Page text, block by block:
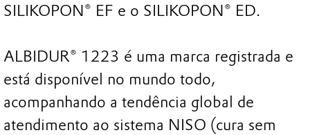
SILIKOPON® EF e o SILIKOPON® ED.
ALBIDUR® 1223 é uma marca registrada e
está disponível no mundo todo,
acompanhando a tendência global de
atendimento ao sistema NISO (cura sem